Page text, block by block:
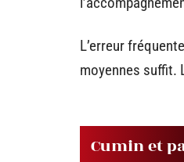
L’erreur
moyennes suffit.
Cumin et